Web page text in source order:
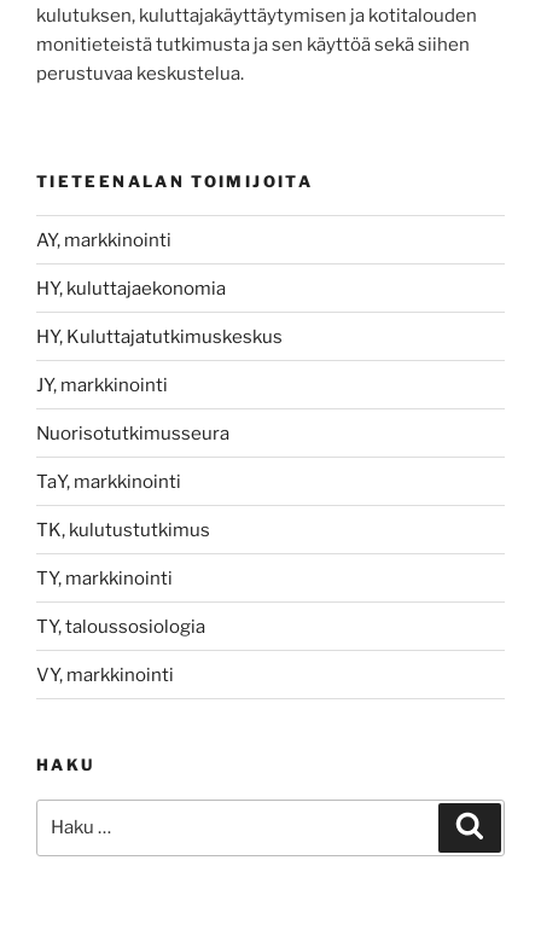
kulutuksen, kuluttajakäyttäytymisen ja kotitalouden
monitieteistä tutkimusta ja sen käyttöä sekä siihen
perustuvaa keskustelua.
TIETEENALAN TOIMIJOITA
AY, markkinointi
HY, kuluttajaekonomia
HY, Kuluttajatutkimuskeskus
JY, markkinointi
Nuorisotutkimusseura
TaY, markkinointi
TK, kulutustutkimus
TY, markkinointi
TY, taloussosiologia
VY, markkinointi
HAKU